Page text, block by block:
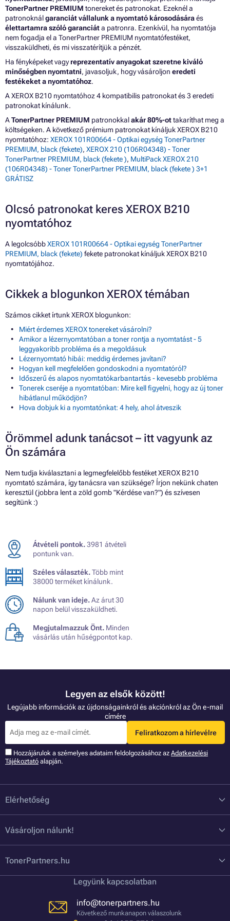
TonerPartner PREMIUM tonereket és patronokat. Ezeknél a
patronoknálgaranciát vállalunk a nyomtató károsodásáraés
élettartamra szóló garanciáta patronra. Ezenkívül, ha nyomtatója
nem fogadja el a TonerPartner PREMIUM nyomtatófestéket,
visszaküldheti, és mi visszatérítjük a pénzét.
Ha fényképeket vagyreprezentatív anyagokat szeretne kiváló
minőségben nyomtatni, javasoljuk, hogy vásároljon eredeti
festékeket a nyomtatóhoz.
A XEROX B210 nyomtatóhoz 4 kompatibilis patronokat és 3 eredeti
patronokat kínálunk.
ATonerPartner PREMIUM patronokkalakár 80%-ottakaríthat meg a
költségeken. A következő prémium patronokat kínáljuk XEROX B210
nyomtatóhoz: XEROX 101R00664 - Optikai egység TonerPartner
PREMIUM, black (fekete), XEROX 210 (106R04348) - Toner
TonerPartner PREMIUM, black (fekete ), MultiPack XEROX 210
(106R04348) - Toner TonerPartner PREMIUM, black (fekete ) 3+1
GRÁTISZ
Olcsó patronokat keres XEROX B210
nyomtatóhoz
A legolcsóbbXEROX 101R00664 - Optikai egység TonerPartner
PREMIUM, black (fekete) fekete patronokat kínáljuk XEROX B210
nyomtatójához.
Cikkek a blogunkon XEROX témában
Számos cikket írtunk XEROX blogunkon:
Miért érdemes XEROX tonereket vásárolni?
Amikor a lézernyomtatóban a toner rontja a nyomtatást - 5
leggyakoribb probléma és a megoldásuk
Lézernyomtató hibái: meddig érdemes javítani?
Hogyan kell megfelelően gondoskodni a nyomtatóról?
Időszerű és alapos nyomtatókarbantartás - kevesebb probléma
Tonerek cseréje a nyomtatóban: Mire kell figyelni, hogy az új toner
hibátlanul működjön?
Hova dobjuk ki a nyomtatónkat: 4 hely, ahol átveszik
Örömmel adunk tanácsot – itt vagyunk az
Ön számára
Nem tudja kiválasztani a legmegfelelőbb festéket XEROX B210
nyomtató számára, így tanácsra van szüksége? Írjon nekünk chaten
keresztül (jobbra lent a zöld gomb "Kérdése van?") és szívesen
segítünk :)
Átvételi pontok.3981 átvételi
pontunk van.
Széles választék.Több mint
38000 terméket kínálunk.
Nálunk van ideje.Az árut 30
napon belül visszaküldheti.
Megjutalmazzuk Önt. Minden
vásárlás után hűségpontot kap.
Legyen az elsők között!
Legújabb információk az újdonságainkról és akciónkról az Ön e-mail
címére
Feliratkozom a hírlevélre
Hozzájárulok a szémelyes adataim feldolgozásához az Adatkezelési
Tájékoztató alapján.
Elérhetőség
Vásároljon nálunk!
TonerPartners.hu
Legyünk kapcsolatban
info@tonerpartners.hu
Következő munkanapon válaszolunk